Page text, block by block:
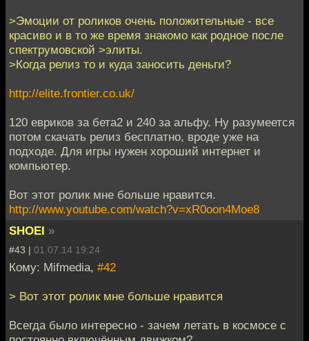
>Эмоции от роликов очень положительные - все
красиво и в то же время знакомо как родное после
спектрумовской >элиты.
>Когда релиз то и куда заносить деньги?
http://elite.frontier.co.uk/
120 евриков за бета2 и 240 за альфу. Ну разумеется
потом скачать релиз бесплатно, вроде уже на
подходе. Для игры нужен хороший интернет и
компьютер.
Вот этот ролик мне больше нравится.
http://www.youtube.com/watch?v=xR0oon4Moe8
SHOEI »
#43 | 01.07.14 19:24
Кому: Mifmedia, #42
> Вот этот ролик мне больше нравится
Всегда было интересно - зачем летать в космосе с